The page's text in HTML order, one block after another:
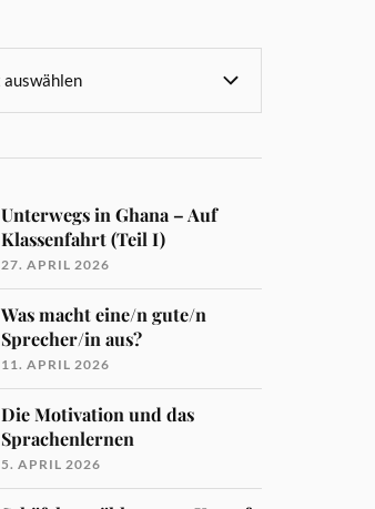
Unterwegs in Ghana – Auf
Klassenfahrt (Teil I)
27. APRIL 2026
Was macht eine/n gute/n
Sprecher/in aus?
11. APRIL 2026
Die Motivation und das
Sprachenlernen
5. APRIL 2026